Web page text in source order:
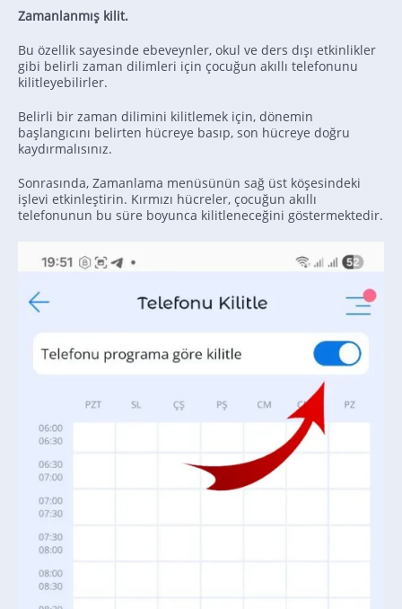
Zamanlanmış kilit.
Bu özellik sayesinde ebeveynler, okul ve ders dışı etkinlikler
gibi belirli zaman dilimleri için çocuğun akıllı telefonunu
kilitleyebilirler.
Belirli bir zaman dilimini kilitlemek için, dönemin
başlangıcını belirten hücreye basıp, son hücreye doğru
kaydırmalısınız.
Sonrasında, Zamanlama menüsünün sağ üst köşesindeki
işlevi etkinleştirin. Kırmızı hücreler, çocuğun akıllı
telefonunun bu süre boyunca kilitleneceğini göstermektedir.